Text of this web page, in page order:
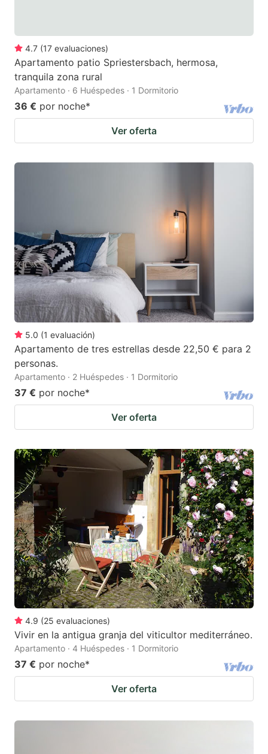
4.7 (17 evaluaciones)
Apartamento patio Spriestersbach, hermosa,
tranquila zona rural
Apartamento · 6 Huéspedes · 1 Dormitorio
36 € por noche*
Ver oferta
5.0 (1 evaluación)
Apartamento de tres estrellas desde 22,50 € para 2
personas.
Apartamento · 2 Huéspedes · 1 Dormitorio
37 € por noche*
Ver oferta
4.9 (25 evaluaciones)
Vivir en la antigua granja del viticultor mediterráneo.
Apartamento · 4 Huéspedes · 1 Dormitorio
37 € por noche*
Ver oferta